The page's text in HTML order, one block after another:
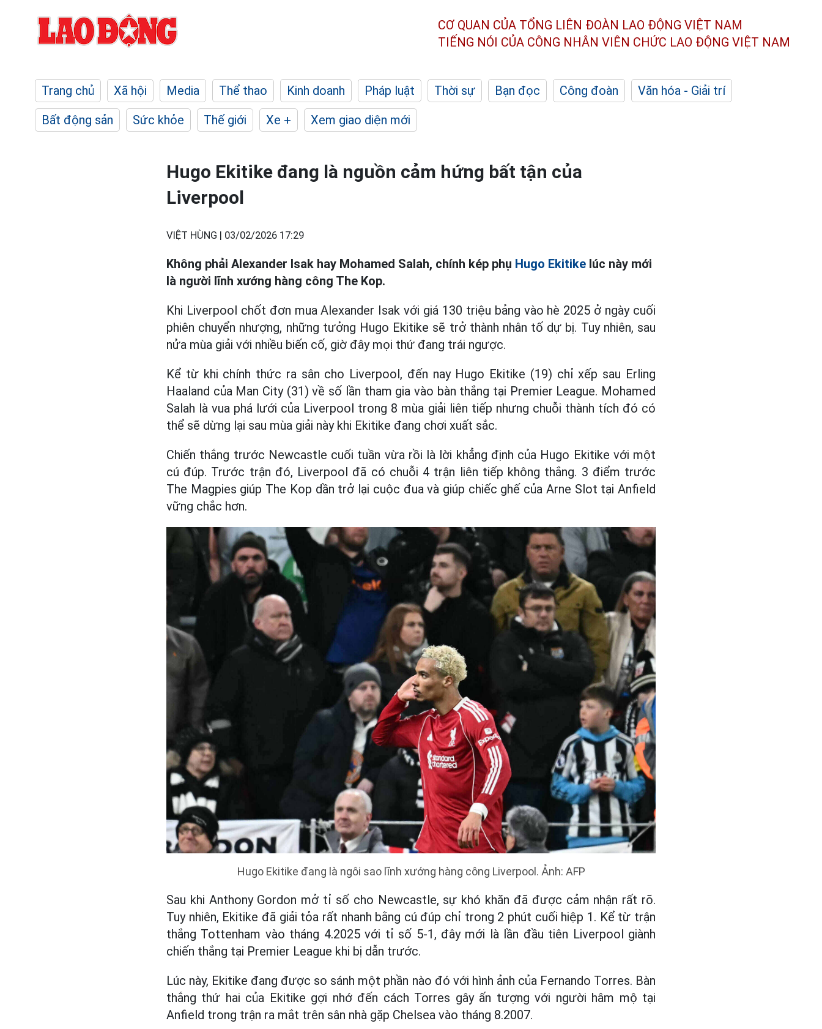
CƠ QUAN CỦA TỔNG LIÊN ĐOÀN LAO ĐỘNG VIỆT NAM
TIẾNG NÓI CỦA CÔNG NHÂN VIÊN CHỨC LAO ĐỘNG VIỆT NAM
Trang chủ Xã hội Media Thể thao Kinh doanh Pháp luật Thời sự Bạn đọc Công đoàn
Văn hóa - Giải trí
Bất động sản
Sức khỏe Thế giới Xe + Xem giao diện mới
Hugo Ekitike đang là nguồn cảm hứng bất tận của
Liverpool
VIỆT HÙNG | 03/02/2026 17:29
Không phải Alexander Isak hay Mohamed Salah, chính kép phụ Hugo Ekitike lúc này mới
là người lĩnh xướng hàng công The Kop.
Khi Liverpool chốt đơn mua Alexander Isak với giá 130 triệu bảng vào hè 2025 ở ngày cuối
phiên chuyển nhượng, những tưởng Hugo Ekitike sẽ trở thành nhân tố dự bị. Tuy nhiên, sau
nửa mùa giải với nhiều biến cố, giờ đây mọi thứ đang trái ngược.
Kể từ khi chính thức ra sân cho Liverpool, đến nay Hugo Ekitike (19) chỉ xếp sau Erling
Haaland của Man City (31) về số lần tham gia vào bàn thắng tại Premier League. Mohamed
Salah là vua phá lưới của Liverpool trong 8 mùa giải liên tiếp nhưng chuỗi thành tích đó có
thể sẽ dừng lại sau mùa giải này khi Ekitike đang chơi xuất sắc.
Chiến thắng trước Newcastle cuối tuần vừa rồi là lời khẳng định của Hugo Ekitike với một
cú đúp. Trước trận đó, Liverpool đã có chuỗi 4 trận liên tiếp không thắng. 3 điểm trước
The Magpies giúp The Kop dần trở lại cuộc đua và giúp chiếc ghế của Arne Slot tại Anfield
vững chắc hơn.
Hugo Ekitike đang là ngôi sao lĩnh xướng hàng công Liverpool. Ảnh: AFP
Sau khi Anthony Gordon mở tỉ số cho Newcastle, sự khó khăn đã được cảm nhận rất rõ.
Tuy nhiên, Ekitike đã giải tỏa rất nhanh bằng cú đúp chỉ trong 2 phút cuối hiệp 1. Kể từ trận
thắng Tottenham vào tháng 4.2025 với tỉ số 5-1, đây mới là lần đầu tiên Liverpool giành
chiến thắng tại Premier League khi bị dẫn trước.
Lúc này, Ekitike đang được so sánh một phần nào đó với hình ảnh của Fernando Torres. Bàn
thắng thứ hai của Ekitike gợi nhớ đến cách Torres gây ấn tượng với người hâm mộ tại
Anfield trong trận ra mắt trên sân nhà gặp Chelsea vào tháng 8.2007.